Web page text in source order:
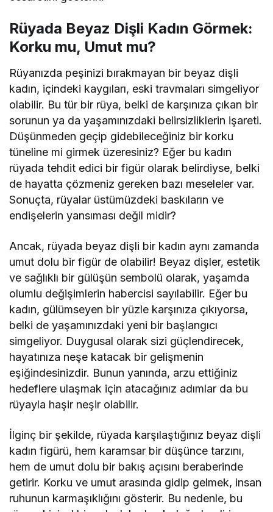
Rüyada Beyaz Dişli Kadın Görmek:
Korku mu, Umut mu?
Rüyanızda peşinizi bırakmayan bir beyaz dişli
kadın, içindeki kaygıları, eski travmaları simgeliyor
olabilir. Bu tür bir rüya, belki de karşınıza çıkan bir
sorunun ya da yaşamınızdaki belirsizliklerin işareti.
Düşünmeden geçip gidebileceğiniz bir korku
tüneline mi girmek üzeresiniz? Eğer bu kadın
rüyada tehdit edici bir figür olarak belirdiyse, belki
de hayatta çözmeniz gereken bazı meseleler var.
Sonuçta, rüyalar üstümüzdeki baskıların ve
endişelerin yansıması değil midir?
Ancak, rüyada beyaz dişli bir kadın aynı zamanda
umut dolu bir figür de olabilir! Beyaz dişler, estetik
ve sağlıklı bir gülüşün sembolü olarak, yaşamda
olumlu değişimlerin habercisi sayılabilir. Eğer bu
kadın, gülümseyen bir yüzle karşınıza çıkıyorsa,
belki de yaşamınızdaki yeni bir başlangıcı
simgeliyor. Duygusal olarak sizi güçlendirecek,
hayatınıza neşe katacak bir gelişmenin
eşiğindesinizdir. Bunun yanında, arzu ettiğiniz
hedeflere ulaşmak için atacağınız adımlar da bu
rüyayla haşir neşir olabilir.
İlginç bir şekilde, rüyada karşılaştığınız beyaz dişli
kadın figürü, hem karamsar bir düşünce tarzını,
hem de umut dolu bir bakış açısını beraberinde
getirir. Korku ve umut arasında gidip gelmek, insan
ruhunun karmaşıklığını gösterir. Bu nedenle, bu